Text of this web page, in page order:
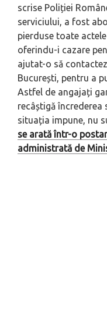
scrise Poliției
serviciului, a fost
pierduse toate
oferindu-i cazare
ajutat-o să
București, pentru a
Astfel de angajați
recâștigă încrederea
situația impune, nu
se arată într-o
administrată de